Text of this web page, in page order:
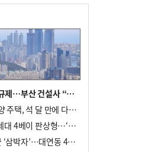
수도권과 다른데 같은 규제…부산 건설사 “쓰러지기 직전”
부산지역 준공 후 미분양 주택, 석 달 만에 다시 3000가구 넘어서
대연·문현 생활권, 전 세대 4베이 판상형…‘더샵 트리센트’ 내달 분양
더블역세권·평지·학군 ‘삼박자’…대연동 42층 브랜드 단지